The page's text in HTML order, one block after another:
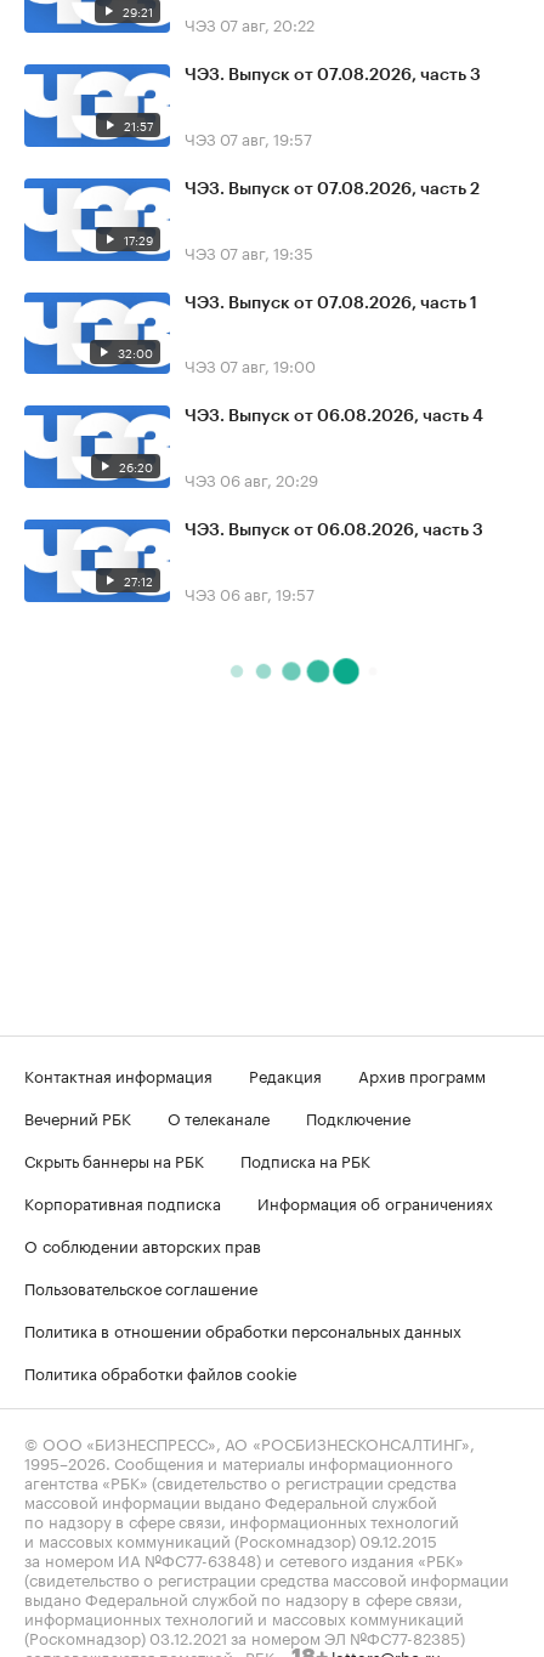
29:21 ЧЭЗ 07 авг, 20:22
21:57
ЧЭЗ. Выпуск от 07.08.2026, часть 3
ЧЭЗ 07 авг, 19:57
17:29
ЧЭЗ. Выпуск от 07.08.2026, часть 2
ЧЭЗ 07 авг, 19:35
32:00
ЧЭЗ. Выпуск от 07.08.2026, часть 1
ЧЭЗ 07 авг, 19:00
26:20
ЧЭЗ. Выпуск от 06.08.2026, часть 4
ЧЭЗ 06 авг, 20:29
27:12
ЧЭЗ. Выпуск от 06.08.2026, часть 3
ЧЭЗ 06 авг, 19:57
Контактная информация Редакция
Архив программ
Вечерний РБК
О телеканале
Подключение
Скрыть баннеры на РБК
Подписка на РБК
Корпоративная подписка
Информация об ограничениях
О соблюдении авторских прав
Пользовательское соглашение
Политика в отношении обработки персональных данных
Политика обработки файлов cookie
© ООО «БИЗНЕСПРЕСС», АО «РОСБИЗНЕСКОНСАЛТИНГ»,
1995–2026 . Сообщения и материалы информационного
агентства «РБК» (свидетельство о регистрации средства
массовой информации выдано Федеральной службой
по надзору в сфере связи, информационных технологий
и массовых коммуникаций (Роскомнадзор) 09.12.2015
за номером ИА №ФС77-63848) и сетевого издания «РБК»
(свидетельство о регистрации средства массовой информации
выдано Федеральной службой по надзору в сфере связи,
информационных технологий и массовых коммуникаций
(Роскомнадзор) 03.12.2021 за номером ЭЛ №ФС77-82385)